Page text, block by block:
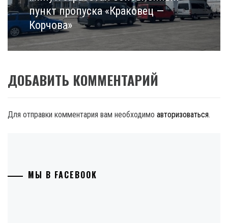
пункт пропуска «Краковец —
Корчова»
ДОБАВИТЬ КОММЕНТАРИЙ
Для отправки комментария вам необходимо авторизоваться.
МЫ В FACEBOOK